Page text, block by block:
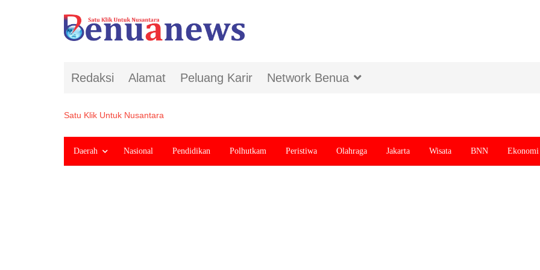
Redaksi Alamat Peluang Karir Network Benua
Satu Klik Untuk Nusantara
Daerah Nasional Pendidikan Polhutkam Peristiwa Olahraga Jakarta Wisata BNN Ekonomi